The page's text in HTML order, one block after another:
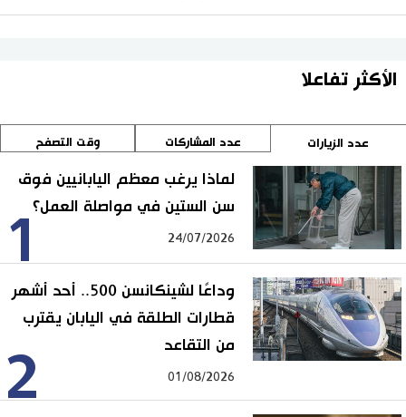
الأكثر تفاعلا
عدد الزيارات عدد المشاركات وقت التصفح
1
لماذا يرغب معظم اليابانيين فوق
سن الستين في مواصلة العمل؟
24/07/2026
2
وداعًا لشينكانسن 500.. أحد أشهر
قطارات الطلقة في اليابان يقترب
من التقاعد
01/08/2026